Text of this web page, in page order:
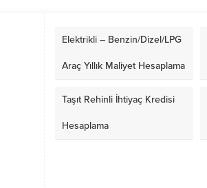
Elektrikli – Benzin/Dizel/LPG
Araç Yıllık Maliyet Hesaplama
Taşıt Rehinli İhtiyaç Kredisi
Hesaplama